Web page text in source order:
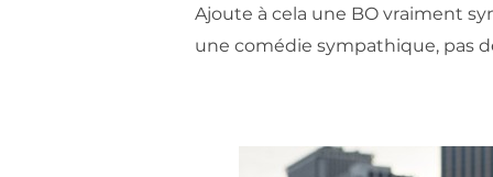
Ajoute à cela une BO vraiment
une comédie sympathique, pas